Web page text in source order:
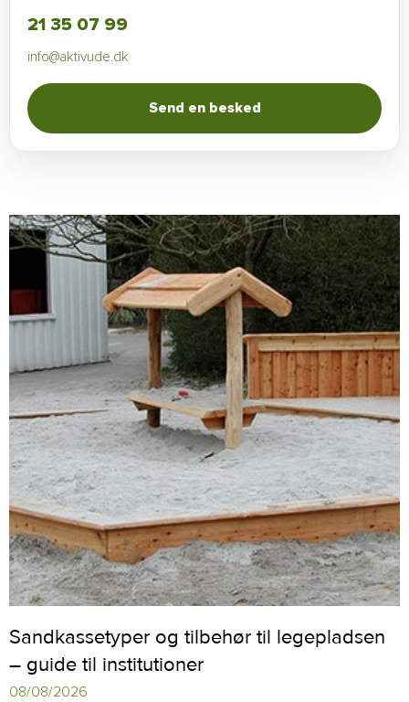
21 35 07 99
info@aktivude.dk
Send en besked
Sandkassetyper og tilbehør til legepladsen
– guide til institutioner
08/08/2026